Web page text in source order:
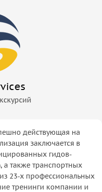
действующая на
заключается в
гидов-
а также транспортных
23-х профессиональных
тренинги компании и